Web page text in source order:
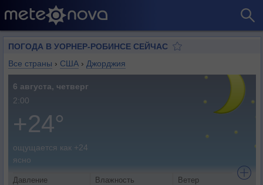
ПОГОДА В УОРНЕР-РОБИНСЕ СЕЙЧАС
Все страны › США › Джорджия
6 августа, четверг
2:00
+24°
ощущается как +24
ясно
Давление Влажность Ветер